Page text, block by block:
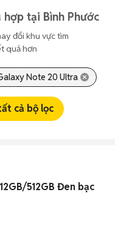
tại Bình Phước
đổi khu vực tìm
quả hơn
Note 20 Ultra
cả bộ lọc
512GB Đen bạc